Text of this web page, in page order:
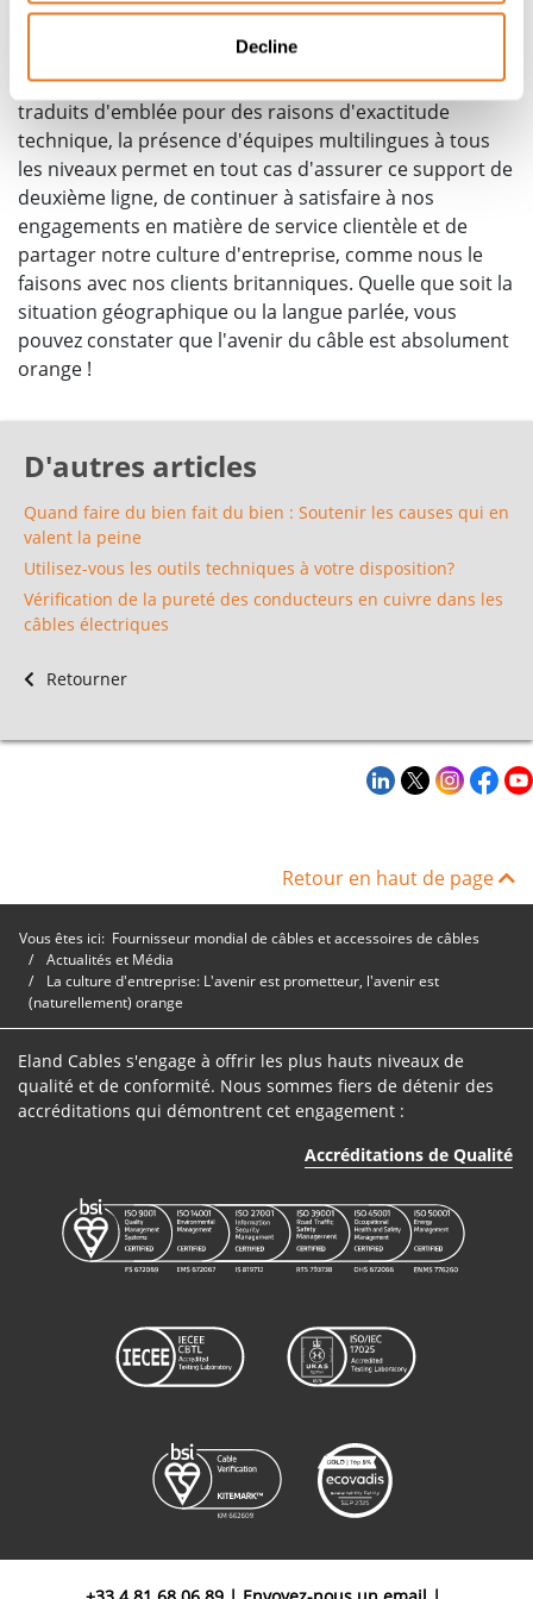
Decline
représenter un objectif marketing de premier plan. Si
certains éléments ne peuvent évidemment être
traduits d'emblée pour des raisons d'exactitude
technique, la présence d'équipes multilingues à tous
les niveaux permet en tout cas d'assurer ce support de
deuxième ligne, de continuer à satisfaire à nos
engagements en matière de service clientèle et de
partager notre culture d'entreprise, comme nous le
faisons avec nos clients britanniques. Quelle que soit la
situation géographique ou la langue parlée, vous
pouvez constater que l'avenir du câble est absolument
orange !
D'autres articles
Quand faire du bien fait du bien : Soutenir les causes qui en
valent la peine
Utilisez-vous les outils techniques à votre disposition?
Vérification de la pureté des conducteurs en cuivre dans les
câbles électriques
Retourner
Retour en haut de page
Vous êtes ici: Fournisseur mondial de câbles et accessoires de câbles
Actualités et Média
La culture d'entreprise: L'avenir est prometteur, l'avenir est
(naturellement) orange
Eland Cables s'engage à offrir les plus hauts niveaux de
qualité et de conformité. Nous sommes fiers de détenir des
accréditations qui démontrent cet engagement :
Accréditations de Qualité